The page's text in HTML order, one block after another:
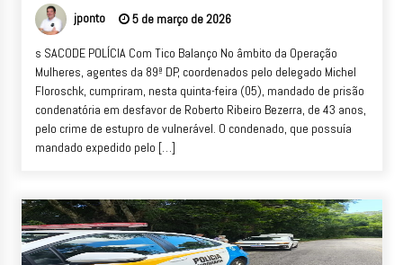
jponto 5 de março de 2026
s SACODE POLÍCIA Com Tico Balanço No âmbito da Operação
Mulheres, agentes da 89ª DP, coordenados pelo delegado Michel
Floroschk, cumpriram, nesta quinta-feira (05), mandado de prisão
condenatória em desfavor de Roberto Ribeiro Bezerra, de 43 anos,
pelo crime de estupro de vulnerável. O condenado, que possuía
mandado expedido pelo […]